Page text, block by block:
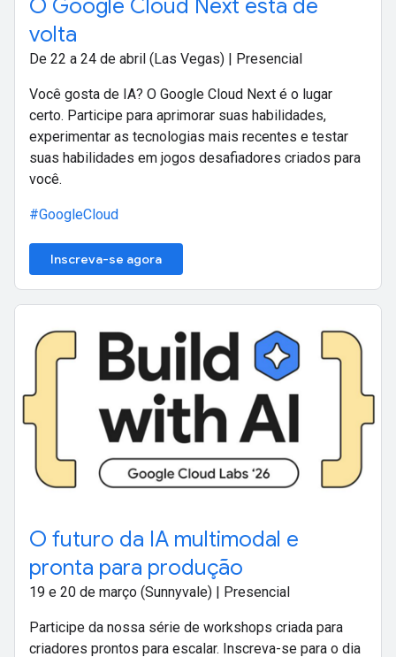
O Google Cloud Next está de
volta
De 22 a 24 de abril (Las Vegas) | Presencial
Você gosta de IA? O Google Cloud Next é o lugar
certo. Participe para aprimorar suas habilidades,
experimentar as tecnologias mais recentes e testar
suas habilidades em jogos desafiadores criados para
você.
#GoogleCloud
Inscreva-se agora
O futuro da IA multimodal e
pronta para produção
19 e 20 de março (Sunnyvale) | Presencial
Participe da nossa série de workshops criada para
criadores prontos para escalar. Inscreva-se para o dia